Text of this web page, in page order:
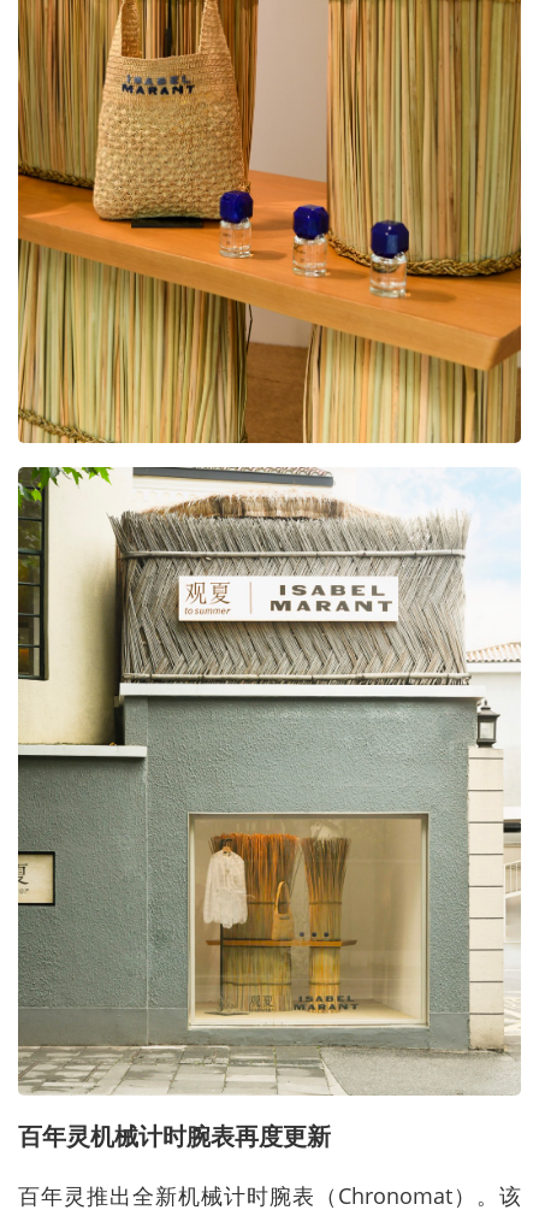
百年灵机械计时腕表再度更新
百年灵推出全新机械计时腕表（ Chronomat）。该